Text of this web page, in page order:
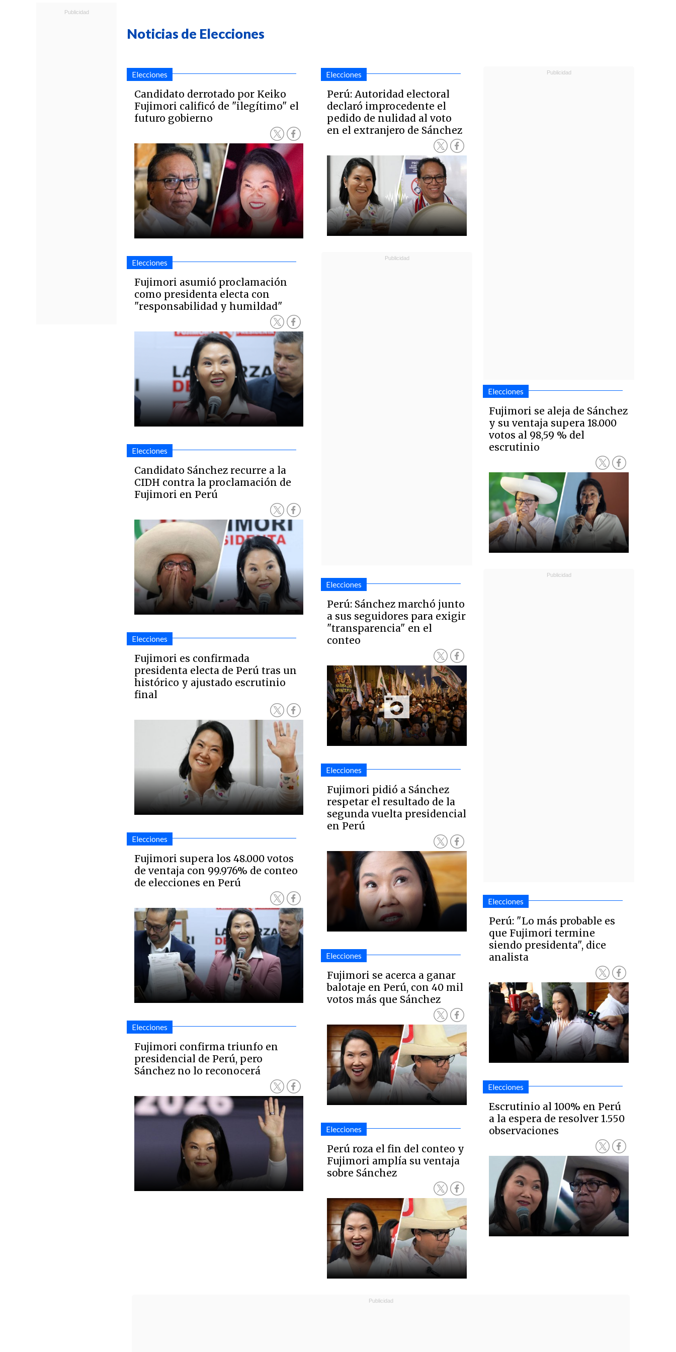
Noticias de Elecciones
Elecciones
Candidato derrotado por Keiko
Fujimori calificó de "ilegítimo" el
futuro gobierno
Elecciones
Fujimori asumió proclamación
como presidenta electa con
"responsabilidad y humildad"
Elecciones
Candidato Sánchez recurre a la
CIDH contra la proclamación de
Fujimori en Perú
Elecciones
Fujimori es confirmada
presidenta electa de Perú tras un
histórico y ajustado escrutinio
final
Elecciones
Fujimori supera los 48.000 votos
de ventaja con 99.976% de conteo
de elecciones en Perú
Elecciones
Fujimori confirma triunfo en
presidencial de Perú, pero
Sánchez no lo reconocerá
Elecciones
Perú: Autoridad electoral
declaró improcedente el
pedido de nulidad al voto
en el extranjero de Sánchez
Elecciones
Perú: Sánchez marchó junto
a sus seguidores para exigir
"transparencia" en el
conteo
Elecciones
Fujimori pidió a Sánchez
respetar el resultado de la
segunda vuelta presidencial
en Perú
Elecciones
Fujimori se acerca a ganar
balotaje en Perú, con 40 mil
votos más que Sánchez
Elecciones
Perú roza el fin del conteo y
Fujimori amplía su ventaja
sobre Sánchez
Elecciones
Fujimori se aleja de Sánchez
y su ventaja supera 18.000
votos al 98,59 % del
escrutinio
Elecciones
Perú: "Lo más probable es
que Fujimori termine
siendo presidenta", dice
analista
Elecciones
Escrutinio al 100% en Perú
a la espera de resolver 1.550
observaciones